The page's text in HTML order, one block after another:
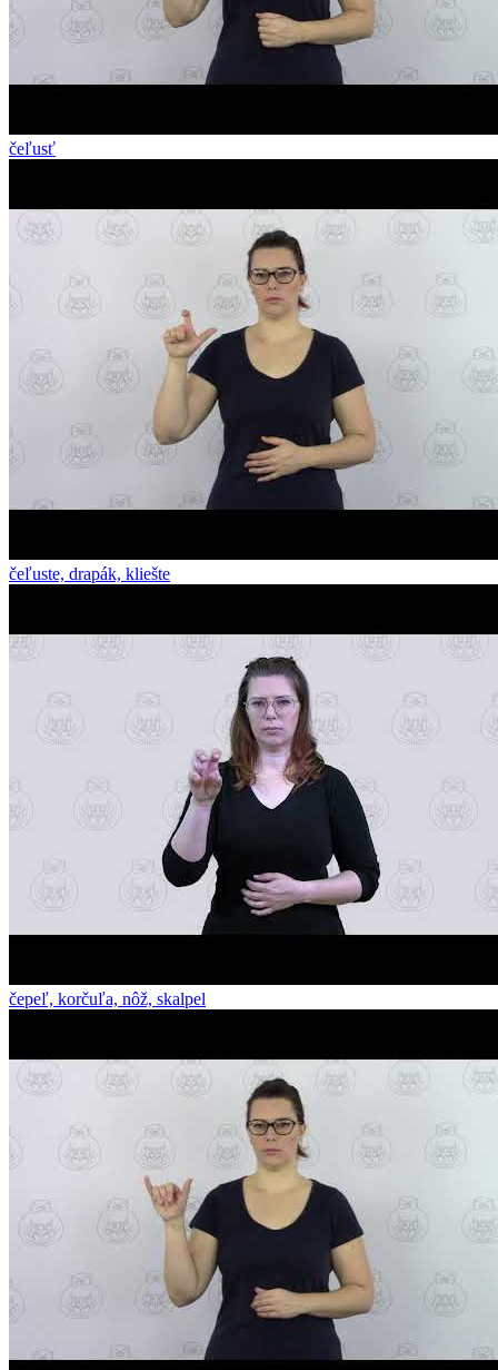
čeľusť
čeľuste, drapák, kliešte
čepeľ, korčuľa, nôž, skalpel